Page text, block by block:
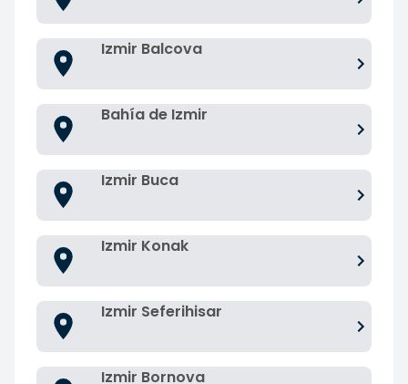
Izmir Balcova
Bahía de Izmir
Izmir Buca
Izmir Konak
Izmir Seferihisar
Izmir Bornova